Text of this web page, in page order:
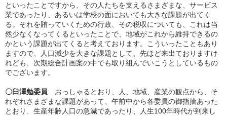
といったことですから、その人たちを支えるさまざまな、サービス
業であったり、あるいは学校の面においても大きな課題が出てく
る。それを賄っていくための行政、その税収についても、これは当
然少なくなってくるといったことで、地域がこれから維持できるの
かという課題が出てくると考えております。こういったこともあり
ますので、人口減少を大きな課題として、先ほど来出ておりますけ
れども、次期総合計画案の中でも取り組んでいこうとしているもの
でございます。
〇臼澤勉委員 おっしゃるとおり、人、地域、産業の観点から、そ
れぞれさまざまな課題があって、午前中から各委員の御指摘あった
とおり、生産年齢人口の急減であったり、人生100年時代が到来し